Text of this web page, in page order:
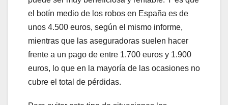
el botín medio de los robos en España es de
unos 4.500 euros, según el mismo informe,
mientras que las aseguradoras suelen hacer
frente a un pago de entre 1.700 euros y 1.900
euros, lo que en la mayoría de las ocasiones no
cubre el total de pérdidas.